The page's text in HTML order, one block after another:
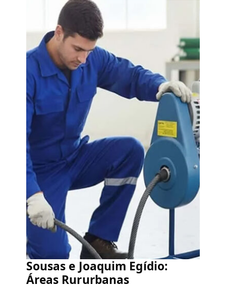
Sousas e Joaquim Egídio:
Áreas Rururbanas